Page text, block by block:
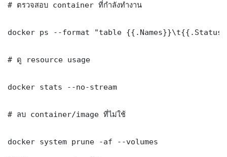
# ตรวจสอบ container ที่กำลังทำงาน
docker ps --format "table
# ดู resource usage
docker stats --no-stream
# ลบ container/image ที่ไม่ใช้
docker system prune -af --volumes